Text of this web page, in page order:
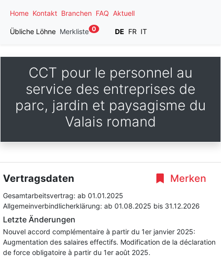
Home Kontakt Branchen FAQ Aktuell
Übliche Löhne Merkliste 0 DE FR IT
CCT pour le personnel au
service des entreprises de
parc, jardin et paysagisme du
Valais romand
Merken
Vertragsdaten
Gesamtarbeitsvertrag: ab 01.01.2025
Allgemeinverbindlicherklärung: ab 01.08.2025 bis 31.12.2026
Letzte Änderungen
Nouvel accord complémentaire à partir du 1er janvier 2025:
Augmentation des salaires effectifs. Modification de la déclaration
de force obligatoire à partir du 1er août 2025.